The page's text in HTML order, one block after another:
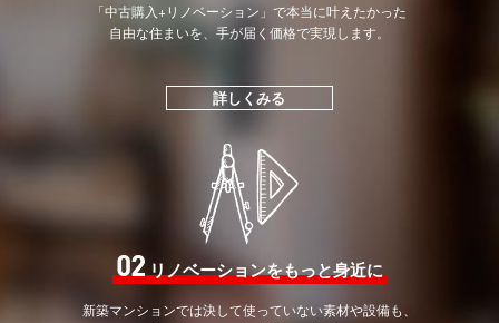
「中古購入+リノベーション」で本当に叶えたかった
自由な住まいを、手が届く価格で実現します。
詳しくみる
02リノベーションをもっと身近に
新築マンションでは決して使っていない素材や設備も、